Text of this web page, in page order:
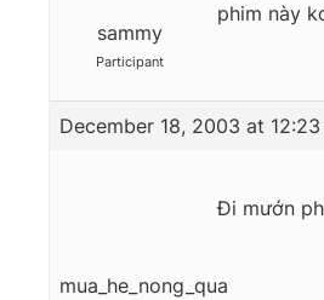
sammy
Participant
phim này
December 18, 2003 at 12:23
mua_he_nong_qua
Đi mướn